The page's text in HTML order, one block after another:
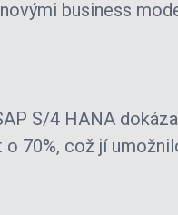
business
S/4 HANA
70%, což jí